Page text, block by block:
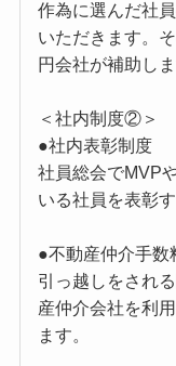
作為に選んだ社
いただきます。
円会社が補助しま
＜社内制度②＞
●社内表彰制度
社員総会でMVP
いる社員を表彰
●不動産仲介手数
引っ越しをされ
産仲介会社を利
ます。